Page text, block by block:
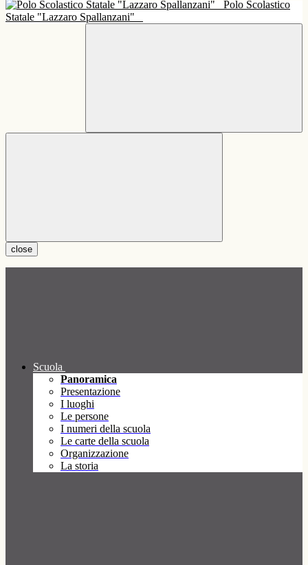
Polo Scolastico
Statale "Lazzaro Spallanzani"
close
Scuola
Panoramica
Presentazione
I luoghi
Le persone
I numeri della scuola
Le carte della scuola
Organizzazione
La storia